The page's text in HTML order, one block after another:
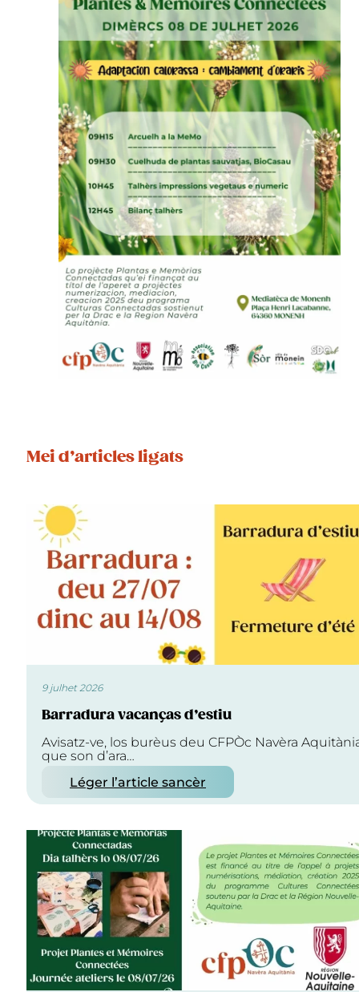
Mei d’articles ligats
9 julhet 2026
Barradura vacanças d’estiu
Avisatz-ve, los burèus deu CFPÒc Navèra
que son d’ara…
Léger l’article sancèr